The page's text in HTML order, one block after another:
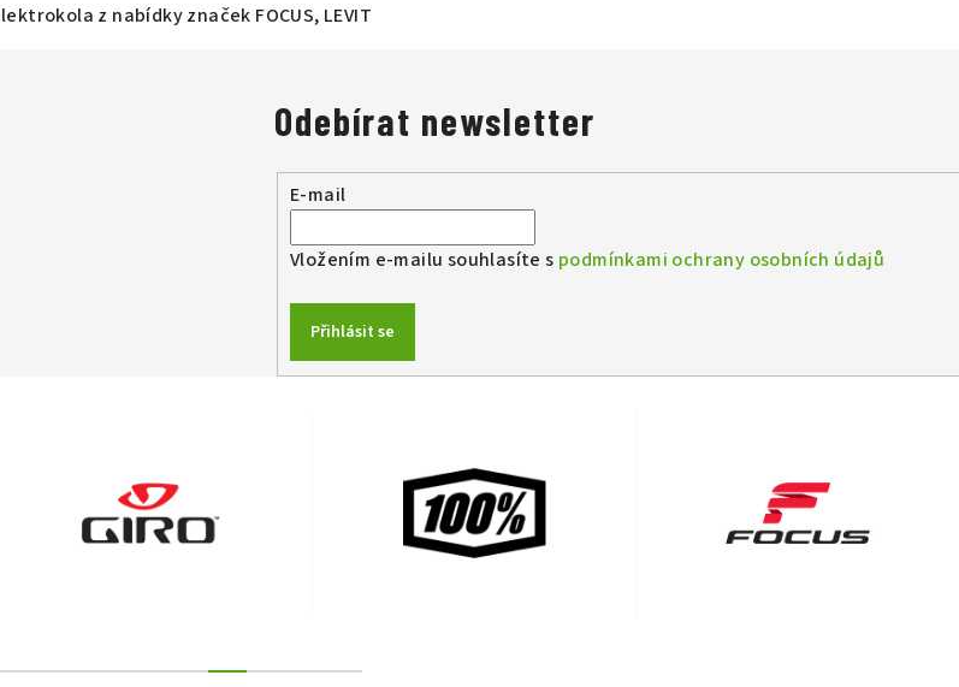
z nabídky značek FOCUS, LEVIT
Odebírat newsletter
E-mail
Vložením e-mailu souhlasíte s podmínkami ochrany osobních údajů
Přihlásit se